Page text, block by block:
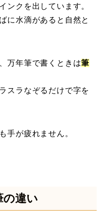
ンクを出しています。
に水滴があると自然と
万年筆で書くときは筆
スラなぞるだけで字を
手が疲れません。
の違い